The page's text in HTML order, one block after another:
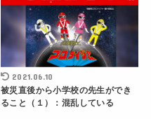
2021.06.10
被災直後から小学校の先生ができ
ること（１）：混乱している